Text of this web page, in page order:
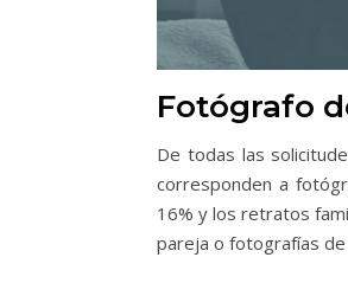
Fotógrafo
De todas las
corresponden a
16% y los retratos
pareja o fotografías